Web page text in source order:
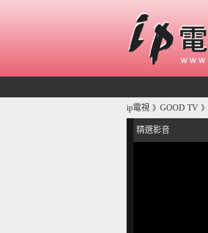
ip電視 》 GOOD TV 》
精選影音